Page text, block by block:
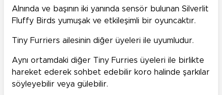
Alnında ve başının iki yanında sensör bulunan Silverlit
Fluffy Birds yumuşak ve etkileşimli bir oyuncaktır.
Tiny Furriers ailesinin diğer üyeleri ile uyumludur.
Aynı ortamdaki diğer Tiny Furries üyeleri ile birlikte
hareket ederek sohbet edebilir koro halinde şarkılar
söyleyebilir veya gülebilir.